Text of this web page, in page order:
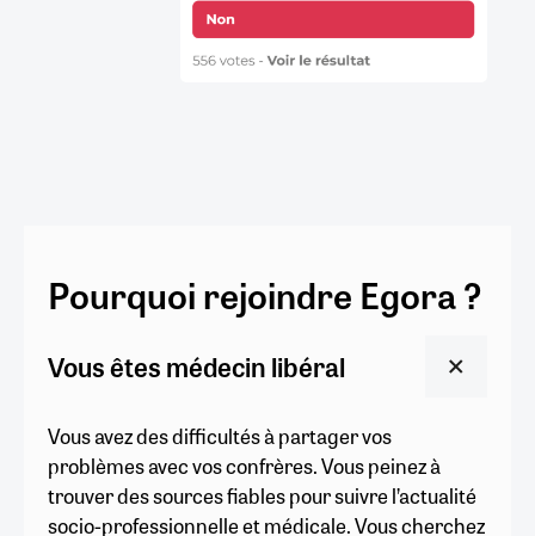
Pourquoi rejoindre Egora ?
Vous êtes médecin libéral
Vous avez des difficultés à partager vos
problèmes avec vos confrères. Vous peinez à
trouver des sources fiables pour suivre l’actualité
socio-professionnelle et médicale. Vous cherchez